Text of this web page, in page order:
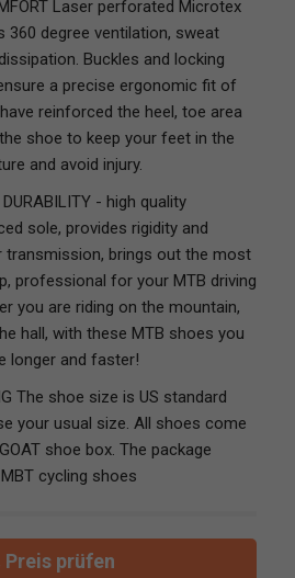
Laser perforated Microtex
360 degree ventilation, sweat
Buckles and locking
a precise ergonomic fit of
reinforced the heel, toe area
shoe to keep your feet in the
and avoid injury.
DURABILITY - high quality
sole, provides rigidity and
transmission, brings out the most
professional for your MTB driving
you are riding on the mountain,
hall, with these MTB shoes you
longer and faster!
The shoe size is US standard
your usual size. All shoes come
shoe box. The package
cycling shoes
Preis prüfen